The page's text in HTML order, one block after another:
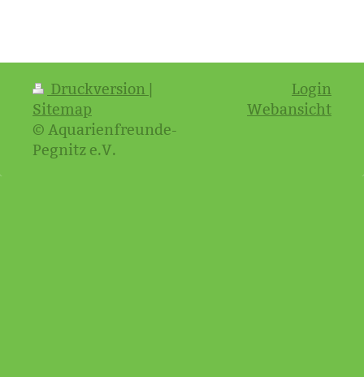
Druckversion |
Sitemap
© Aquarienfreunde-
Pegnitz e.V.
Login
Webansicht